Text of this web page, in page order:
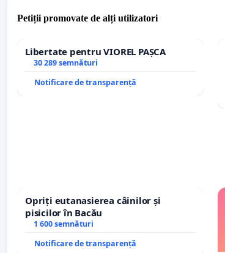
Petiții promovate de alți utilizatori
Libertate pentru VIOREL PAȘCA
30 289 semnături
Notificare de transparență
Opriți eutanasierea câinilor și
pisicilor în Bacău
1 600 semnături
Notificare de transparență